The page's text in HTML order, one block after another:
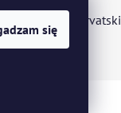
się
Hrvatski